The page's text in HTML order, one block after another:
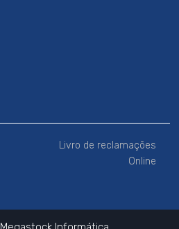
Livro de reclamações
Online